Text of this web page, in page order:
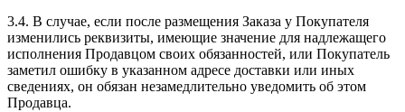
3.4. В случае, если после размещения Заказа у Покупателя
изменились реквизиты, имеющие значение для надлежащего
исполнения Продавцом своих обязанностей, или Покупатель
заметил ошибку в указанном адресе доставки или иных
сведениях, он обязан незамедлительно уведомить об этом
Продавца.